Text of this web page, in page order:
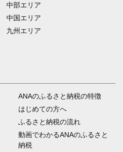
中部エリア
中国エリア
九州エリア
ANAのふるさと納税の特徴
はじめての方へ
ふるさと納税の流れ
動画でわかるANAのふるさと
納税